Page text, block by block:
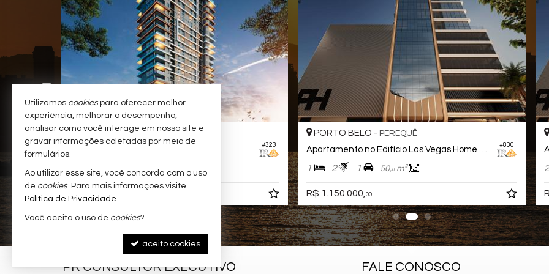
#672 #323
PORTO BELO - PEREQUÊ
3 2 102,
R$ 1.300.000,
#830
PORTO BELO - PEREQUÊ
1 2 1 50,0m²
R$ 1.150.000,00
2
PR CONSULTOR EXECUTIVO FALE CONOSCO
Utilizamos cookiespara oferecer melhor
experiência, melhorar o desempenho,
analisar como você interage em nosso site e
gravar informações coletadas por meio de
formulários.
Ao utilizar esse site, você concorda com o uso
de cookies. Para mais informações visite
Política de Privacidade.
Você aceita o uso de cookies?
aceito cookies